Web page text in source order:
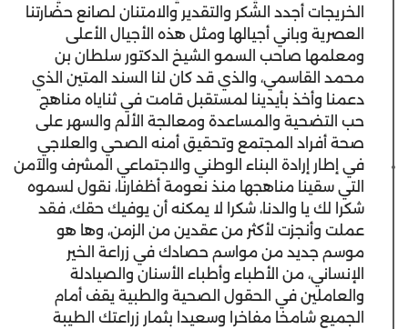
الخريجات أجدد الشكر والتقدير والامتنان لصانع حضارتنا
العصرية وباني أجيالها ومثل هذه الأجيال الأعلى
ومعلمها صاحب السمو الشيخ الدكتور سلطان بن
محمد القاسمي، والذي قد كان لنا السند المتين الذي
دعمنا وأخذ بأيدينا لمستقبل قامت في ثناياه مناهج
حب التضحية والمساعدة ومعالجة الألم والسهر على
صحة أفراد المجتمع وتحقيق أمنه الصحي والعلاجي
في إطار إرادة البناء الوطني والاجتماعي المشرف والآمن
التي سقينا مناهجها منذ نعومة أظفارنا، نقول لسموه
شكرا لك يا والدنا، شكرا لا يمكنه أن يوفيك حقك، فقد
عملت وأنجزت لأكثر من عقدين من الزمن، وها هو
موسم جديد من مواسم حصادك في زراعة الخير
الإنساني، من الأطباء وأطباء الأسنان والصيادلة
والعاملين في الحقول الصحية والطبية يقف أمام
الجميع شامخا مفاخرا وسعيدا بثمار زراعتك الطيبة